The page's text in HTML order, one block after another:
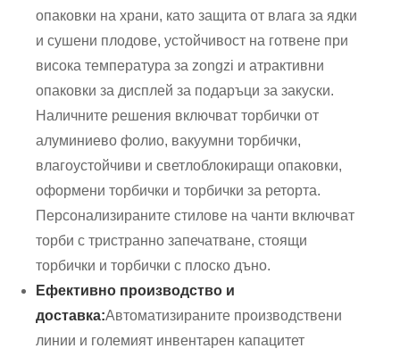
опаковки на храни, като защита от влага за ядки
и сушени плодове, устойчивост на готвене при
висока температура за zongzi и атрактивни
опаковки за дисплей за подаръци за закуски.
Наличните решения включват торбички от
алуминиево фолио, вакуумни торбички,
влагоустойчиви и светлоблокиращи опаковки,
оформени торбички и торбички за реторта.
Персонализираните стилове на чанти включват
торби с тристранно запечатване, стоящи
торбички и торбички с плоско дъно.
Ефективно производство и
доставка:Автоматизираните производствени
линии и големият инвентарен капацитет